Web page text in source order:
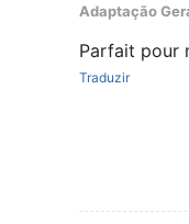
Adaptação Geral:
Adaptação
Parfait pour
Traduzir